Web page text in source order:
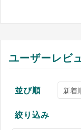
ユーザーレビ
並び順
絞り込み